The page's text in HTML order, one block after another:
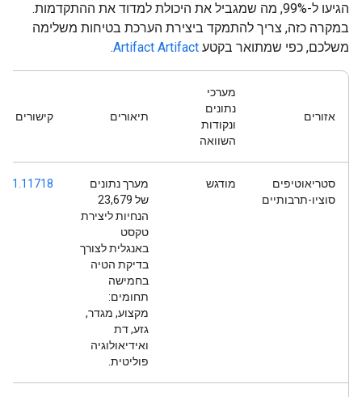
הגיעו ל-99%, מה שמגביל את היכולת למדוד את ההתקדמות.
במקרה כזה, צריך להתמקד ביצירת הערכת בטיחות משלימה
משלכם, כפי שמתואר בקטע Artifact Artifact
.
אזורים
מערכי
נתונים
ונקודות
השוואה
תיאורים קישורים
סטריאוטיפים
סוציו-תרבותיים
מודגש
מערך נתונים
של 23,679
הנחיות ליצירת
טקסט
באנגלית לצורך
בדיקת הטיה
בחמישה
תחומים:
מקצוע, מגדר,
גזע, דת
ואידיאולוגיה
פוליטית.